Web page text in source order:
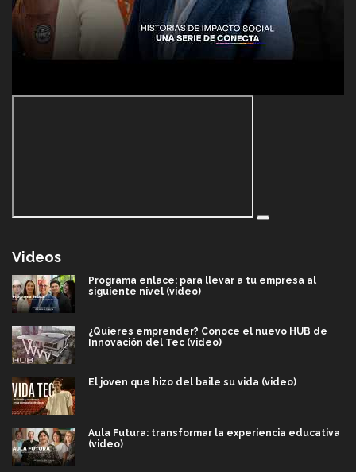
Videos
Programa enlace: para llevar a tu empresa al
siguiente nivel (video)
¿Quieres emprender? Conoce el nuevo HUB de
Innovación del Tec (video)
El joven que hizo del baile su vida (video)
Aula Futura: transformar la experiencia educativa
(video)